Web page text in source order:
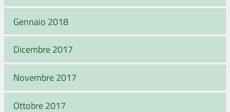
Gennaio 2018
Dicembre 2017
Novembre 2017
Ottobre 2017